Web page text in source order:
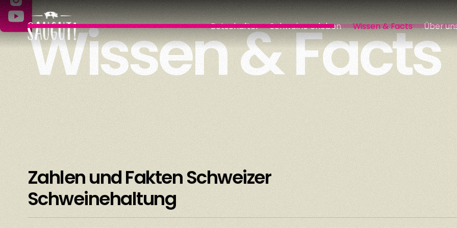
Botschafter Schweine erleben Wissen & Facts Über
Wissen & Facts
Zahlen und Fakten Schweizer
Schweinehaltung